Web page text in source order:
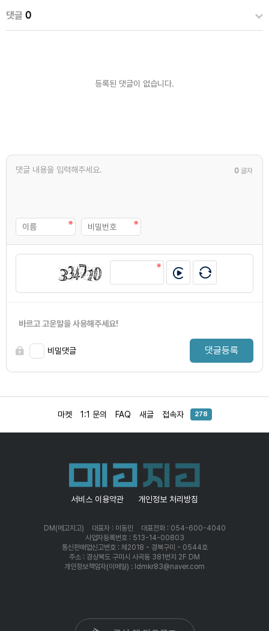
댓글 0
등록된 댓글이 없습니다.
0 글자
바르고 고운말을 사용해주세요!
비밀댓글 댓글등록
마켓 1:1 문의 FAQ 새글 접속자 278
서비스 이용약관 개인정보 처리방침
DM(메고지고) 대표자 : 이동민
대표전화 : 054-600-4040
사업자등록번호 : 513-14-00803
통신판매업신고번호 : 제2018 - 경북구미 - 0544호
주소 : 경상북도 구미시 사곡동 381번지 2F DM
개인정보책임자(이메일) : ldmkr83@naver.com